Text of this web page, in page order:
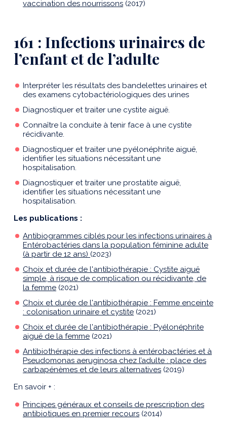
vaccination des nourrissons (2017)
161 : Infections urinaires de
l’enfant et de l’adulte
Interpréter les résultats des bandelettes urinaires et
des examens cytobactériologiques des urines
Diagnostiquer et traiter une cystite aiguë.
Connaître la conduite à tenir face à une cystite
récidivante.
Diagnostiquer et traiter une pyélonéphrite aiguë,
identifier les situations nécessitant une
hospitalisation.
Diagnostiquer et traiter une prostatite aiguë,
identifier les situations nécessitant une
hospitalisation.
Les publications :
Antibiogrammes ciblés pour les infections urinaires à
Entérobactéries dans la population féminine adulte
(à partir de 12 ans) (2023)
Choix et durée de l'antibiothérapie : Cystite aiguë
simple, à risque de complication ou récidivante, de
la femme (2021)
Choix et durée de l'antibiothérapie : Femme enceinte
: colonisation urinaire et cystite (2021)
Choix et durée de l'antibiothérapie : Pyélonéphrite
aiguë de la femme (2021)
Antibiothérapie des infections à entérobactéries et à
Pseudomonas aeruginosa chez l’adulte : place des
carbapénèmes et de leurs alternatives (2019)
En savoir + :
Principes généraux et conseils de prescription des
antibiotiques en premier recours (2014)